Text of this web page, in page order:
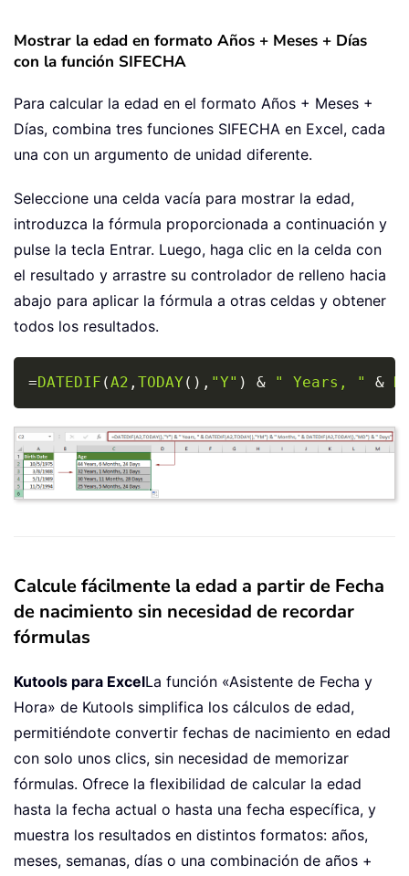
Mostrar la edad en formato Años + Meses + Días
con la función SIFECHA
Para calcular la edad en el formato Años + Meses +
Días, combina tres funciones SIFECHA en Excel, cada
una con un argumento de unidad diferente.
Seleccione una celda vacía para mostrar la edad,
introduzca la fórmula proporcionada a continuación y
pulse la tecla Entrar. Luego, haga clic en la celda con
el resultado y arrastre su controlador de relleno hacia
abajo para aplicar la fórmula a otras celdas y obtener
todos los resultados.
=DATEDIF (A2 , TODAY ( ) , "Y" ) & " Years, " &
Copy
Calcule fácilmente la edad a partir de Fecha
de nacimiento sin necesidad de recordar
fórmulas
Kutools para ExcelLa función «Asistente de Fecha y
Hora» de Kutools simplifica los cálculos de edad,
permitiéndote convertir fechas de nacimiento en edad
con solo unos clics, sin necesidad de memorizar
fórmulas. Ofrece la flexibilidad de calcular la edad
hasta la fecha actual o hasta una fecha específica, y
muestra los resultados en distintos formatos: años,
meses, semanas, días o una combinación de años +